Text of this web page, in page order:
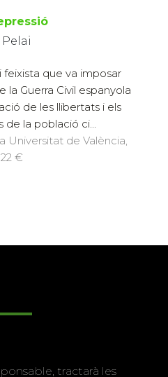
feixista que va imposar
la Guerra Civil espanyola
de les llibertats i els
la població ci...
Universitat de València,
€
tractarà les